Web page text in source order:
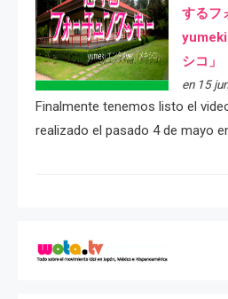
するフ
yumeki
シコ」
en 15
Finalmente tenemos listo el
realizado el pasado 4 de mayo